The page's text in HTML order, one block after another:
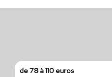
de 78 à 110 euros